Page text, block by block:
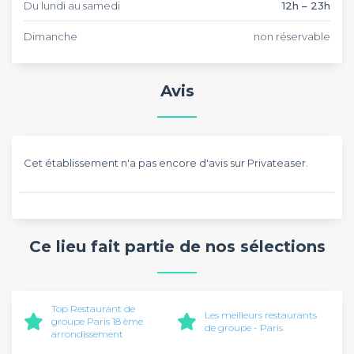
Du lundi au samedi 12h – 23h
Dimanche non réservable
Avis
Cet établissement n'a pas encore d'avis sur Privateaser.
Ce lieu fait partie de nos sélections
Top Restaurant de
groupe Paris 18 ème
arrondissement
Les meilleurs restaurants
de groupe - Paris